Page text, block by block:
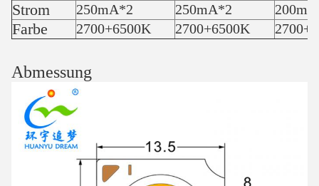
Strom 250mA*2 250mA*2
Farbe 2700+6500K 2700+6500K
Abmessung